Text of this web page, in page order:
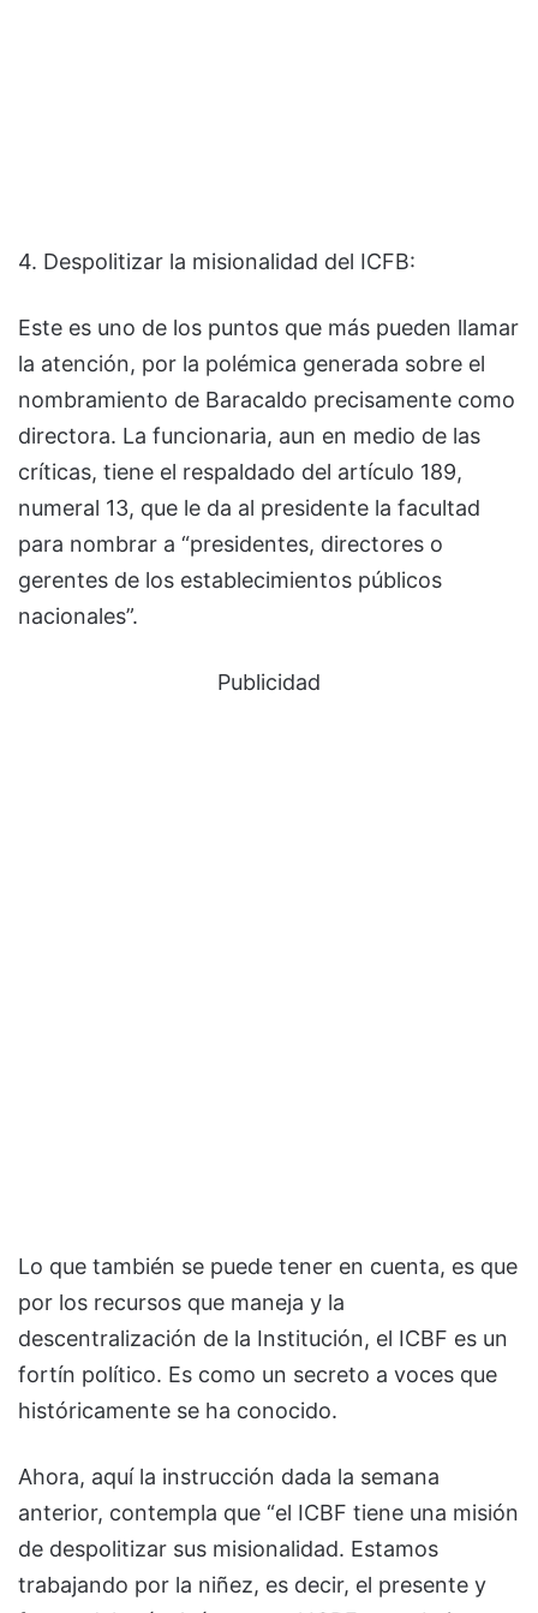
4. Despolitizar la misionalidad del ICFB:
Este es uno de los puntos que más pueden llamar
la atención, por la polémica generada sobre el
nombramiento de Baracaldo precisamente como
directora. La funcionaria, aun en medio de las
críticas, tiene el respaldado del artículo 189,
numeral 13, que le da al presidente la facultad
para nombrar a “presidentes, directores o
gerentes de los establecimientos públicos
nacionales”.
Publicidad
Lo que también se puede tener en cuenta, es que
por los recursos que maneja y la
descentralización de la Institución, el ICBF es un
fortín político. Es como un secreto a voces que
históricamente se ha conocido.
Ahora, aquí la instrucción dada la semana
anterior, contempla que “el ICBF tiene una misión
de despolitizar sus misionalidad. Estamos
trabajando por la niñez, es decir, el presente y